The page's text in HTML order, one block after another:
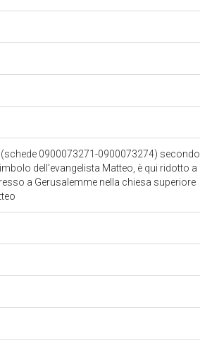
0900073271-0900073274) secondo
dell'evangelista Matteo, è qui ridotto a
a Gerusalemme nella chiesa superiore